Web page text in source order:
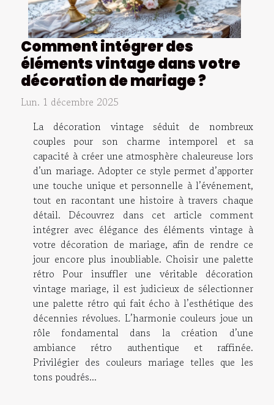
Comment intégrer des
éléments vintage dans votre
décoration de mariage ?
Lun. 1 décembre 2025
La décoration vintage séduit de nombreux
couples pour son charme intemporel et sa
capacité à créer une atmosphère chaleureuse lors
d’un mariage. Adopter ce style permet d’apporter
une touche unique et personnelle à l’événement,
tout en racontant une histoire à travers chaque
détail. Découvrez dans cet article comment
intégrer avec élégance des éléments vintage à
votre décoration de mariage, afin de rendre ce
jour encore plus inoubliable. Choisir une palette
rétro Pour insuffler une véritable décoration
vintage mariage, il est judicieux de sélectionner
une palette rétro qui fait écho à l’esthétique des
décennies révolues. L’harmonie couleurs joue un
rôle fondamental dans la création d’une
ambiance rétro authentique et raffinée.
Privilégier des couleurs mariage telles que les
tons poudrés...